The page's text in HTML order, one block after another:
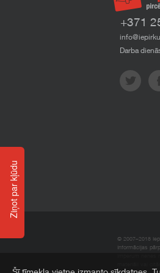
+371
Darba
© 2007–2018
Informācijas
Ziņot par kļūdu